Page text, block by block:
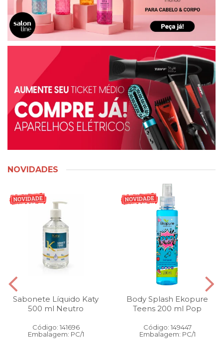
NOVIDADES
Sabonete Líquido Katy
500 ml Neutro
Código: 141696
Embalagem: PC/1
Body Splash Ekopure
Teens 200 ml Pop
Código: 149447
Embalagem: PC/1